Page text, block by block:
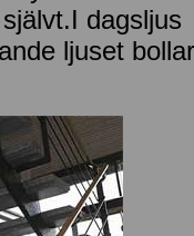
I dagsljus
ljuset